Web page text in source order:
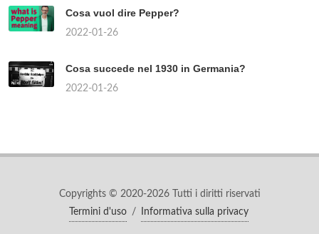
Cosa vuol dire Pepper?
2022-01-26
Cosa succede nel 1930 in Germania?
2022-01-26
Copyrights © 2020-2026 Tutti i diritti riservati
Termini d'uso
/ Informativa sulla privacy